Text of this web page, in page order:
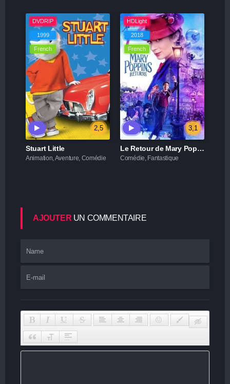
DVDRIP
1999
French
2,5
Stuart Little
Animation, Aventure, Comédie
HDLight
2018
French
3,1
Le Retour de Mary Poppins
Comédie, Fantastique
AJOUTER UN COMMENTAIRE